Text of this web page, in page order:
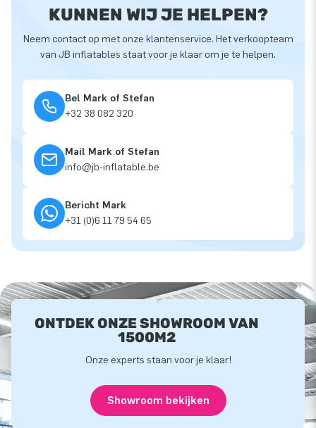
KUNNEN WIJ JE HELPEN?
Neem contact op met onze klantenservice. Het verkoopteam
van JB inflatables staat voor je klaar om je te helpen.
Bel Mark of Stefan
+32 38 082 320
Mail Mark of Stefan
info@jb-inflatable.be
Bericht Mark
+31 (0)6 11 79 54 65
ONTDEK ONZE SHOWROOM VAN
1500M2
Onze experts staan voor je klaar!
Showroom bekijken